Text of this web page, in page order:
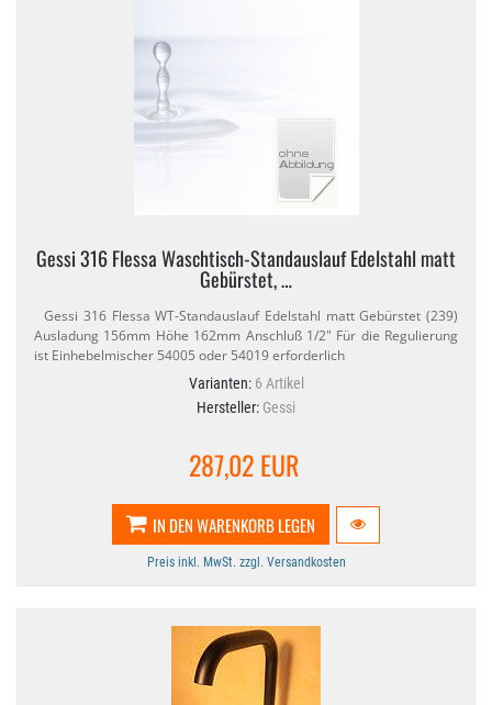
Gessi 316 Flessa Waschtisch-​Standauslauf Edelstahl matt
Gebürstet, …
Gessi 316 Flessa WT-​Standauslauf Edelstahl matt Gebürstet (239)
Ausladung 156mm Höhe 162mm Anschluß 1/​2" Für die Regulierung
ist Einhebelmischer 54005 oder 54019 erforderlich
Varianten: 6 Artikel
Hersteller: Gessi
287,02 EUR
IN DEN WARENKORB LEGEN
Preis inkl. MwSt. zzgl. Versandkosten